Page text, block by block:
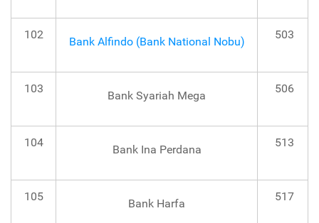
102
Bank Alfindo (Bank National Nobu)
503
103
Bank Syariah Mega
506
104
Bank Ina Perdana
513
105
Bank Harfa
517